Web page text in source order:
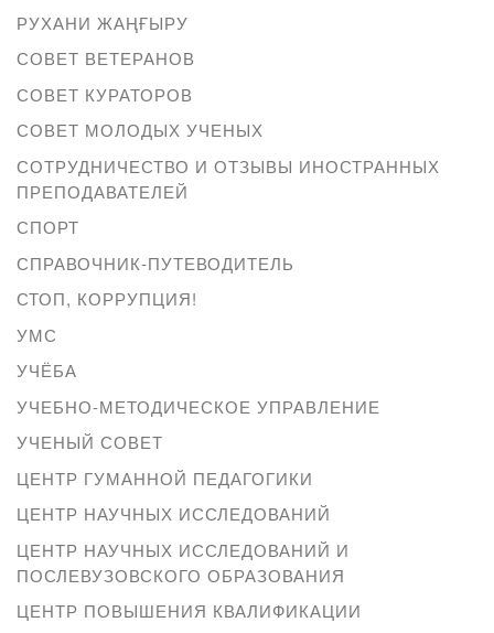
РУХАНИ ЖАҢҒЫРУ
СОВЕТ ВЕТЕРАНОВ
СОВЕТ КУРАТОРОВ
СОВЕТ МОЛОДЫХ УЧЕНЫХ
СОТРУДНИЧЕСТВО И ОТЗЫВЫ ИНОСТРАННЫХ
ПРЕПОДАВАТЕЛЕЙ
СПОРТ
СПРАВОЧНИК-ПУТЕВОДИТЕЛЬ
СТОП, КОРРУПЦИЯ!
УМС
УЧЁБА
УЧЕБНО-МЕТОДИЧЕСКОЕ УПРАВЛЕНИЕ
УЧЕНЫЙ СОВЕТ
ЦЕНТР ГУМАННОЙ ПЕДАГОГИКИ
ЦЕНТР НАУЧНЫХ ИССЛЕДОВАНИЙ
ЦЕНТР НАУЧНЫХ ИССЛЕДОВАНИЙ И
ПОСЛЕВУЗОВСКОГО ОБРАЗОВАНИЯ
ЦЕНТР ПОВЫШЕНИЯ КВАЛИФИКАЦИИ